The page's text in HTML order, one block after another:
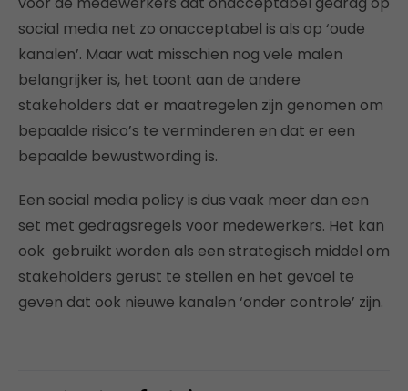
social media net zo onacceptabel is als op ‘oude
kanalen’. Maar wat misschien nog vele malen
belangrijker is, het toont aan de andere
stakeholders dat er maatregelen zijn genomen om
bepaalde risico’s te verminderen en dat er een
bepaalde bewustwording is.
Een social media policy is dus vaak meer dan een
set met gedragsregels voor medewerkers. Het kan
ook gebruikt worden als een strategisch middel om
stakeholders gerust te stellen en het gevoel te
geven dat ook nieuwe kanalen ‘onder controle’ zijn.